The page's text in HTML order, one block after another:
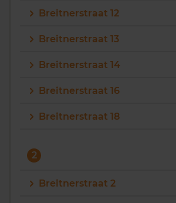
Maandag t/m vrijdag - 08:00 -18:00
Breitnerstraat 12
Breitnerstraat 13
Breitnerstraat 14
Breitnerstraat 16
Breitnerstraat 18
2
Breitnerstraat 2